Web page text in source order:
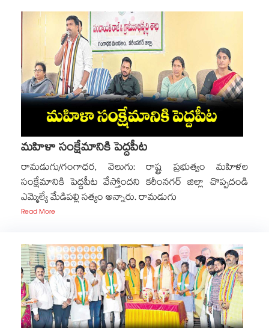
మహిళా సంక్షేమానికి పెద్దపీట
రామడుగు/గంగాధర, వెలుగు: రాష్ట్ర ప్రభుత్వం మహిళల
సంక్షేమానికి పెద్దపీట వేస్తోందని కరీంనగర్ ​జిల్లా చొప్పదండి
ఎమ్మెల్యే మేడిపల్లి సత్యం అన్నారు. రామడుగు
Read More